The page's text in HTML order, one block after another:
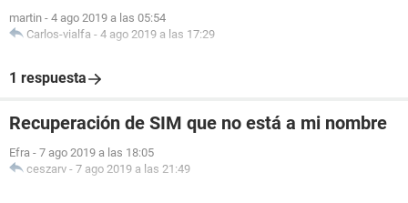
martin - 4 ago 2019 a las 05:54
Carlos-vialfa - 4 ago 2019 a las 17:29
1 respuesta
Recuperación de SIM que no está a mi nombre
Efra - 7 ago 2019 a las 18:05
ceszarv - 7 ago 2019 a las 21:49